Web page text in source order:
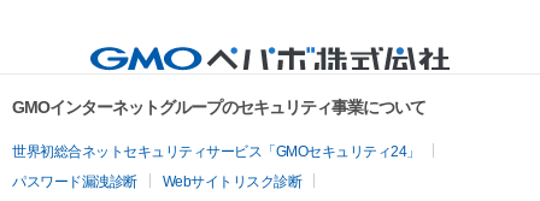
GMOインターネットグループのセキュリティ事業について
世界初総合ネットセキュリティサービス「GMOセキュリティ24」
パスワード漏洩診断
Webサイトリスク診断